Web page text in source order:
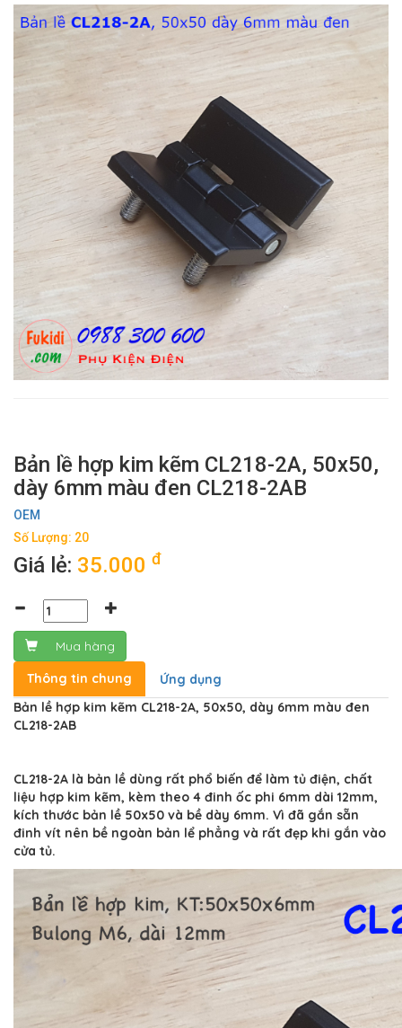
Bản lề hợp kim kẽm CL218-2A, 50x50,
dày 6mm màu đen CL218-2AB
OEM
Số Lượng: 20
Giá lẻ: 35.000 đ
Mua hàng
Thông tin chung
Ứng dụng
Bản lề hợp kim kẽm CL218-2A, 50x50, dày 6mm màu đen
CL218-2AB
CL218-2A là bản lề dùng rất phổ biến để làm tủ điện, chất
liệu hợp kim kẽm, kèm theo 4 đinh ốc phi 6mm dài 12mm,
kích thước bản lề 50x50 và bề dày 6mm. Vì đã gắn sẵn
đinh vít nên bề ngoàn bản lể phẳng và rất đẹp khi gắn vào
cửa tủ.